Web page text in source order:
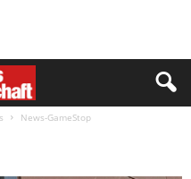
News-GameStop